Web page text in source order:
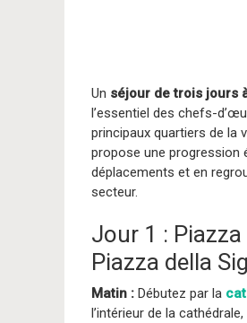
Un séjour de trois jours
l’essentiel des chefs-
principaux quartiers de la
propose une progression
déplacements et en
secteur.
Jour 1 :
Piazza della
Matin : Débutez par la
l’intérieur de la